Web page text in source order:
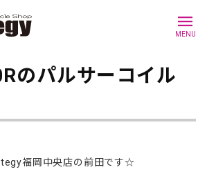
menu
MENU
のパルサーコイル
福岡中央店の前田です☆